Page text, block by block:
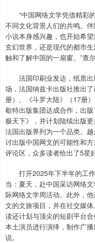
“中国网络文学凭借精彩
不同文化背景人们的共鸣。
小说本身感兴趣，也开始希
玄幻世界，还是现代的都市
触和了解中国的一扇窗。”查尔
法国印刷业发达，纸质出
场，法国纳兹卡出版社推出
册）、《斗罗大陆》（17册
歇特出版集团达成合作，出
极天下》，并计划陆续出版
法国出版界列为一个品类。
讨出版中国网文的可能性和
评论区，众多读者给出了5星
打开2025年下半年的工作
当：夏天，赴中国采访网络
际网络文学周活动。此外，
文的文旅项目，并在社交媒
读还计划与顶尖的短剧平台
本土演员进行演绎，制作广
说。